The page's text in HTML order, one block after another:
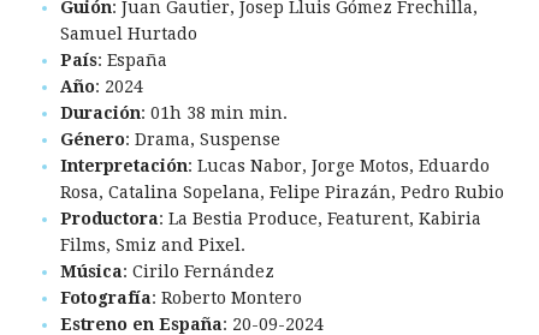
Guión: Juan Gautier, Josep Lluis Gómez Frechilla,
Samuel Hurtado
País: España
Año: 2024
Duración: 01h 38 min min.
Género: Drama, Suspense
Interpretación: Lucas Nabor, Jorge Motos, Eduardo
Rosa, Catalina Sopelana, Felipe Pirazán, Pedro Rubio
Productora: La Bestia Produce, Featurent, Kabiria
Films, Smiz and Pixel.
Música: Cirilo Fernández
Fotografía: Roberto Montero
Estreno en España: 20-09-2024